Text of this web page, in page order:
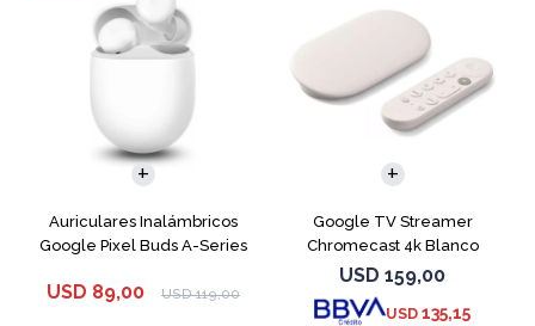
Auriculares Inalámbricos
Google Pixel Buds A-Series
USD 89,00 USD 119,00
Google TV Streamer
Chromecast 4k Blanco
USD 159,00
USD 135,15